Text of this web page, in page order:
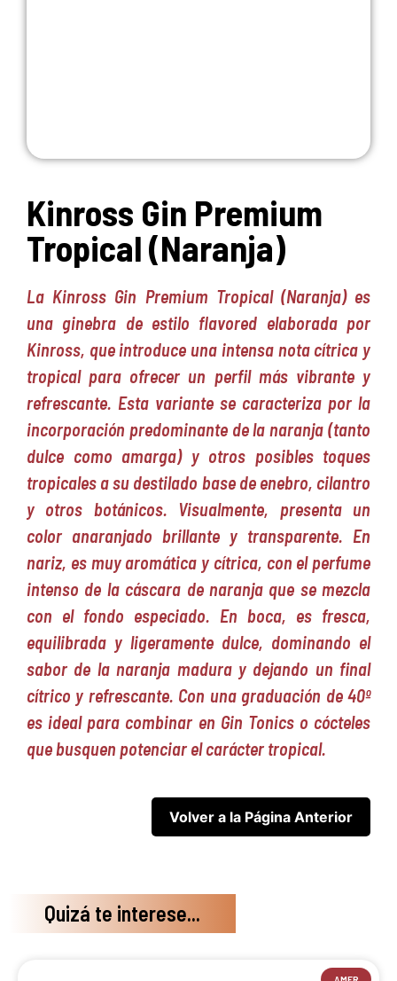
Kinross Gin Premium
Tropical (Naranja)
La Kinross Gin Premium Tropical (Naranja) es
una ginebra de estilo flavored elaborada por
Kinross, que introduce una intensa nota cítrica y
tropical para ofrecer un perfil más vibrante y
refrescante. Esta variante se caracteriza por la
incorporación predominante de la naranja (tanto
dulce como amarga) y otros posibles toques
tropicales a su destilado base de enebro, cilantro
y otros botánicos. Visualmente, presenta un
color anaranjado brillante y transparente. En
nariz, es muy aromática y cítrica, con el perfume
intenso de la cáscara de naranja que se mezcla
con el fondo especiado. En boca, es fresca,
equilibrada y ligeramente dulce, dominando el
sabor de la naranja madura y dejando un final
cítrico y refrescante. Con una graduación de 40º
es ideal para combinar en Gin Tonics o cócteles
que busquen potenciar el carácter tropical.
Quizá te interese...